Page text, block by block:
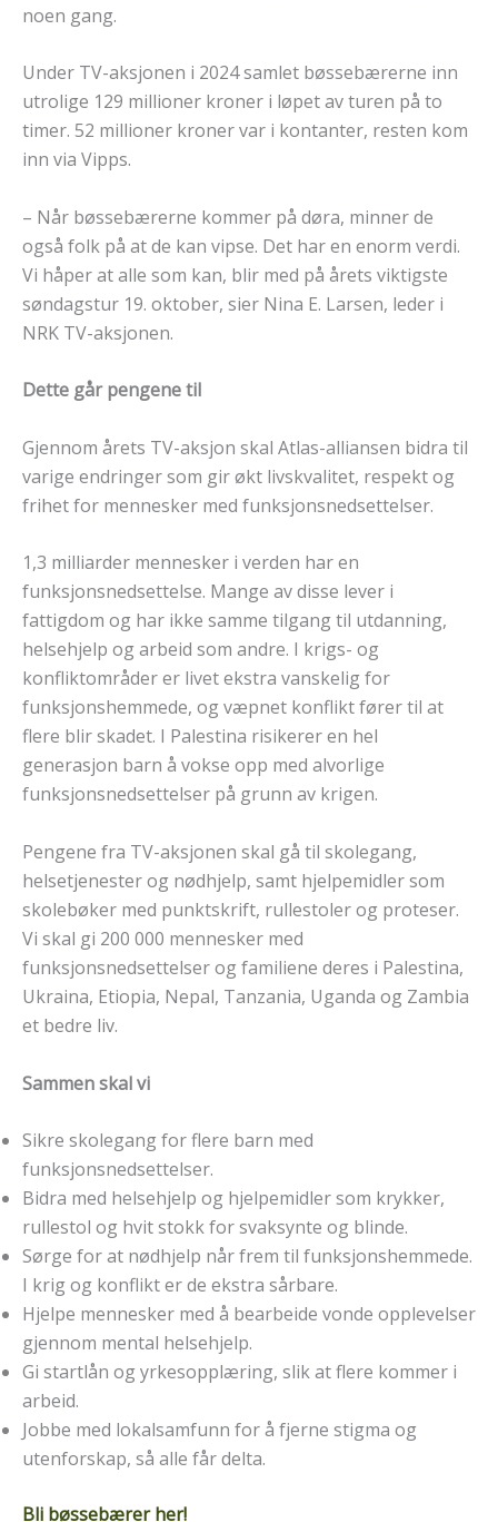
noen gang.
Under TV-aksjonen i 2024 samlet bøssebærerne inn
utrolige 129 millioner kroner i løpet av turen på to
timer. 52 millioner kroner var i kontanter, resten kom
inn via Vipps.
– Når bøssebærerne kommer på døra, minner de
også folk på at de kan vipse. Det har en enorm verdi.
Vi håper at alle som kan, blir med på årets viktigste
søndagstur 19. oktober, sier Nina E. Larsen, leder i
NRK TV-aksjonen.
Dette går pengene til
Gjennom årets TV-aksjon skal Atlas-alliansen bidra til
varige endringer som gir økt livskvalitet, respekt og
frihet for mennesker med funksjonsnedsettelser.
1,3 milliarder mennesker i verden har en
funksjonsnedsettelse. Mange av disse lever i
fattigdom og har ikke samme tilgang til utdanning,
helsehjelp og arbeid som andre. I krigs- og
konfliktområder er livet ekstra vanskelig for
funksjonshemmede, og væpnet konflikt fører til at
flere blir skadet. I Palestina risikerer en hel
generasjon barn å vokse opp med alvorlige
funksjonsnedsettelser på grunn av krigen.
Pengene fra TV-aksjonen skal gå til skolegang,
helsetjenester og nødhjelp, samt hjelpemidler som
skolebøker med punktskrift, rullestoler og proteser.
Vi skal gi 200 000 mennesker med
funksjonsnedsettelser og familiene deres i Palestina,
Ukraina, Etiopia, Nepal, Tanzania, Uganda og Zambia
et bedre liv.
Sammen skal vi
Sikre skolegang for flere barn med
funksjonsnedsettelser.
Bidra med helsehjelp og hjelpemidler som krykker,
rullestol og hvit stokk for svaksynte og blinde.
Sørge for at nødhjelp når frem til funksjonshemmede.
I krig og konflikt er de ekstra sårbare.
Hjelpe mennesker med å bearbeide vonde opplevelser
gjennom mental helsehjelp.
Gi startlån og yrkesopplæring, slik at flere kommer i
arbeid.
Jobbe med lokalsamfunn for å fjerne stigma og
utenforskap, så alle får delta.
Bli bøssebærer her!